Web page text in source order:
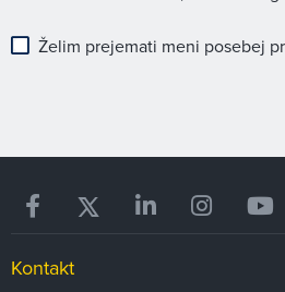
Želim prejemati meni posebej
Kontakt